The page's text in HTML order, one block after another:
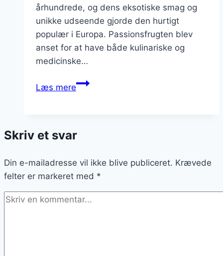
århundrede, og dens eksotiske smag og
unikke udseende gjorde den hurtigt
populær i Europa. Passionsfrugten blev
anset for at have både kulinariske og
medicinske…
Læs merePassionsfrugt
frugter
Skriv et svar
Din e-mailadresse vil ikke blive publiceret. Krævede
felter er markeret med *